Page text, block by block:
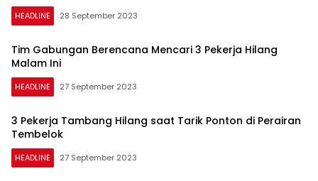
HEADLINE 28 September 2023
Tim Gabungan Berencana Mencari 3 Pekerja Hilang
Malam Ini
HEADLINE 27 September 2023
3 Pekerja Tambang Hilang saat Tarik Ponton di Perairan
Tembelok
HEADLINE 27 September 2023